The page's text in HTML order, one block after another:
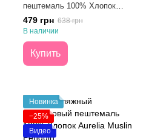
пештемаль 100% Хлопок
Aurelia Muslin Wild Leopard
100х180
479 грн 638 грн
В наличии
Купить
Новинка
−25%
Видео